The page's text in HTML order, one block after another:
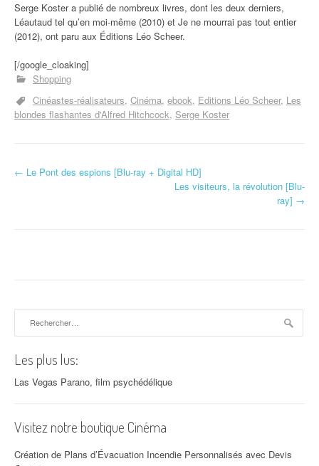
Serge Koster a publié de nombreux livres, dont les deux derniers,
Léautaud tel qu’en moi-même (2010) et Je ne mourrai pas tout entier
(2012), ont paru aux Éditions Léo Scheer.
[/google_cloaking]
Shopping
Cinéastes-réalisateurs Cinéma ebook Editions Léo Scheer Les
blondes flashantes d'Alfred Hitchcock Serge Koster
Navigation d'article
← Le Pont des espions [Blu-ray + Digital HD]
Les visiteurs, la révolution [Blu-
ray] →
Les plus lus:
Las Vegas Parano, film psychédélique
Visitez notre boutique Cinéma
Création de Plans d’Évacuation Incendie Personnalisés avec Devis